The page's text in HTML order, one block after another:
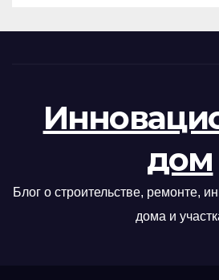
дом
Блог о строительстве, ремонте,
дома и